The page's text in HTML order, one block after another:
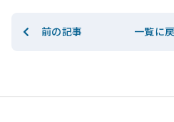
前の記事 一覧に